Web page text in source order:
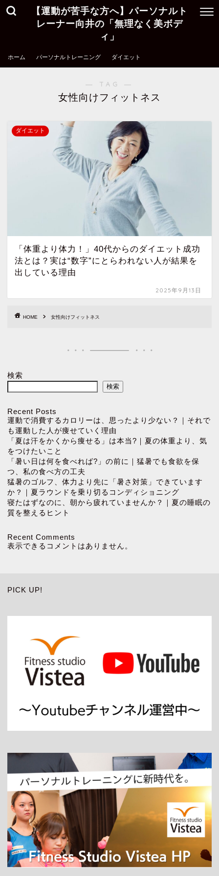
【運動が苦手な方へ】パーソナルト
レーナー向井の「無理なく美ボデ
ィ」
ホーム パーソナルトレーニング ダイエット
― TAG ―
女性向けフィットネス
ダイエット
「体重より体力！」40代からのダイエット成功
法とは？実は“数字”にとらわれない人が結果を
出している理由
2025年9月13日
HOME 女性向けフィットネス
検索
検索
Recent Posts
運動で消費するカロリーは、思ったより少ない？｜それで
も運動した人が痩せていく理由
「夏は汗をかくから痩せる」は本当?｜夏の体重より、気
をつけたいこと
「暑い日は何を食べれば?」の前に｜猛暑でも食欲を保
つ、私の食べ方の工夫
猛暑のゴルフ、体力より先に「暑さ対策」できています
か？｜夏ラウンドを乗り切るコンディショニング
寝たはずなのに、朝から疲れていませんか？｜夏の睡眠の
質を整えるヒント
Recent Comments
表示できるコメントはありません。
PICK UP!
ホーム
パーソナルトレーニング
ダイエット